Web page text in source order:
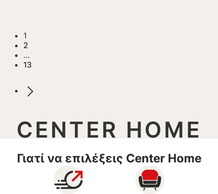
1
2
…
13
CENTER HOME
Γιατί να επιλέξεις Center Home